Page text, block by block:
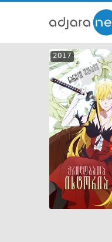
2017
GEO ENG